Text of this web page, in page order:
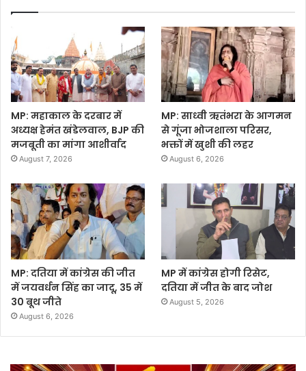
MP: महाकाल के दरबार में
अध्यक्ष हेमंत खंडेलवाल, BJP की
मजबूती का मांगा आशीर्वाद
August 7, 2026
MP: साध्वी ऋतंभरा के आगमन
से गूंजा भोजशाला परिसर,
भक्तों में खुशी की लहर
August 6, 2026
MP: दतिया में कांग्रेस की जीत
में जयवर्धन सिंह का जादू, 35 में
30 बूथ जीते
August 6, 2026
MP में कांग्रेस होगी रिसेट,
दतिया में जीत के बाद जोश
August 5, 2026